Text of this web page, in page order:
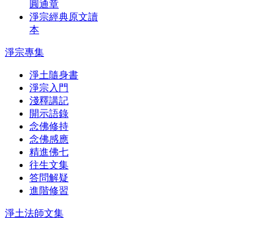
圓通章
淨宗經典原文讀
本
淨宗專集
淨土隨身書
淨宗入門
淺釋講記
開示語錄
念佛修持
念佛感應
精進佛七
往生文集
答問解疑
進階修習
淨土法師文集